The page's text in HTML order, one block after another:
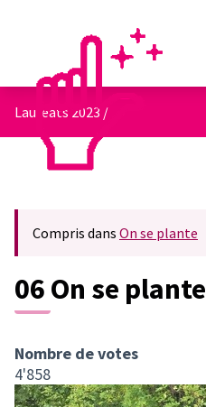
Lauréats 2023 /
Compris dans On se plante
06 On se plante
Nombre de votes
4'858